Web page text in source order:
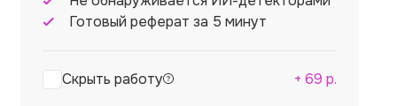
Готовый реферат за 5 минут
Скрыть работу + 69 р.